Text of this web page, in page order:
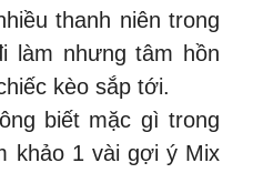
thanh niên trong
làm nhưng tâm hồn
kèo sắp tới.
biết mặc gì trong
khảo 1 vài gợi ý Mix